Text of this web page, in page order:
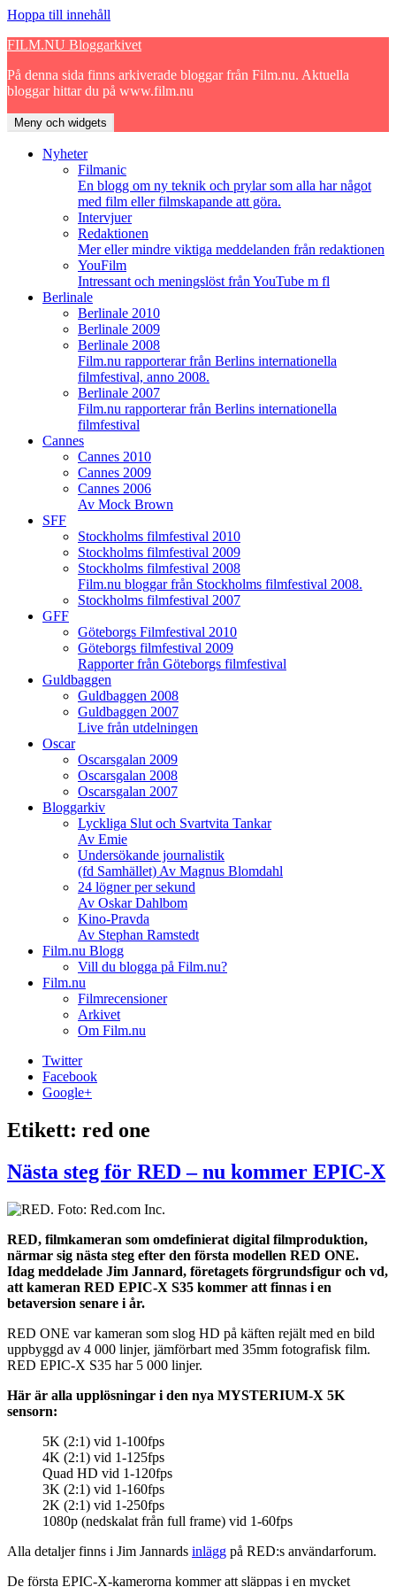
Hoppa till innehåll
FILM.NU Bloggarkivet
På denna sida finns arkiverade bloggar från Film.nu. Aktuella
bloggar hittar du på www.film.nu
Meny och widgets
Nyheter
Filmanic
En blogg om ny teknik och prylar som alla har något
med film eller filmskapande att göra.
Intervjuer
Redaktionen
Mer eller mindre viktiga meddelanden från redaktionen
YouFilm
Intressant och meningslöst från YouTube m fl
Berlinale
Berlinale 2010
Berlinale 2009
Berlinale 2008
Film.nu rapporterar från Berlins internationella
filmfestival, anno 2008.
Berlinale 2007
Film.nu rapporterar från Berlins internationella
filmfestival
Cannes
Cannes 2010
Cannes 2009
Cannes 2006
Av Mock Brown
SFF
Stockholms filmfestival 2010
Stockholms filmfestival 2009
Stockholms filmfestival 2008
Film.nu bloggar från Stockholms filmfestival 2008.
Stockholms filmfestival 2007
GFF
Göteborgs Filmfestival 2010
Göteborgs filmfestival 2009
Rapporter från Göteborgs filmfestival
Guldbaggen
Guldbaggen 2008
Guldbaggen 2007
Live från utdelningen
Oscar
Oscarsgalan 2009
Oscarsgalan 2008
Oscarsgalan 2007
Bloggarkiv
Lyckliga Slut och Svartvita Tankar
Av Emie
Undersökande journalistik
(fd Samhället) Av Magnus Blomdahl
24 lögner per sekund
Av Oskar Dahlbom
Kino-Pravda
Av Stephan Ramstedt
Film.nu Blogg
Vill du blogga på Film.nu?
Film.nu
Filmrecensioner
Arkivet
Om Film.nu
Twitter
Facebook
Google+
Etikett: red one
Nästa steg för RED – nu kommer EPIC-X
RED, filmkameran som omdefinierat digital filmproduktion,
närmar sig nästa steg efter den första modellen RED ONE.
Idag meddelade Jim Jannard, företagets förgrundsfigur och vd,
att kameran RED EPIC-X S35 kommer att finnas i en
betaversion senare i år.
RED ONE var kameran som slog HD på käften rejält med en bild
uppbyggd av 4 000 linjer, jämförbart med 35mm fotografisk film.
RED EPIC-X S35 har 5 000 linjer.
Här är alla upplösningar i den nya MYSTERIUM-X 5K
sensorn:
5K (2:1) vid 1-100fps
4K (2:1) vid 1-125fps
Quad HD vid 1-120fps
3K (2:1) vid 1-160fps
2K (2:1) vid 1-250fps
1080p (nedskalat från full frame) vid 1-60fps
Alla detaljer finns i Jim Jannards inlägg på RED:s användarforum.
De första EPIC-X-kamerorna kommer att släppas i en mycket